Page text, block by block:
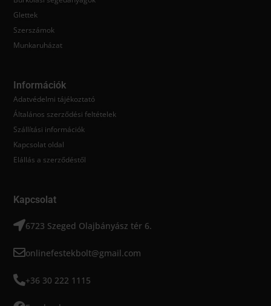
Glettek
Szerszámok
Munkaruházat
Információk
Adatvédelmi tájékoztató
Általános szerződési feltételek
Szállítási információk
Kapcsolat oldal
Elállás a szerződéstől
Kapcsolat
6723 Szeged Olajbányász tér 6.
onlinefestekbolt@gmail.com
+36 30 222 1115